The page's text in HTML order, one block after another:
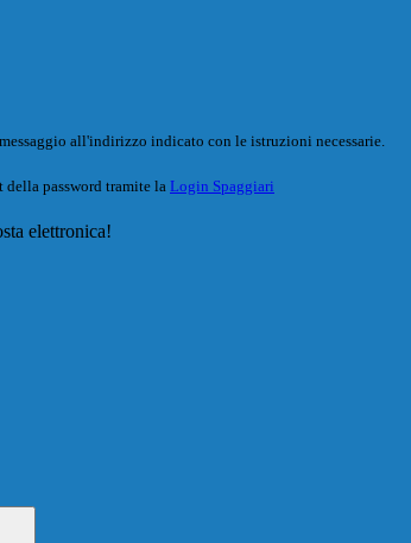
all'indirizzo indicato con le istruzioni necessarie.
della password tramite la Login Spaggiari
elettronica!